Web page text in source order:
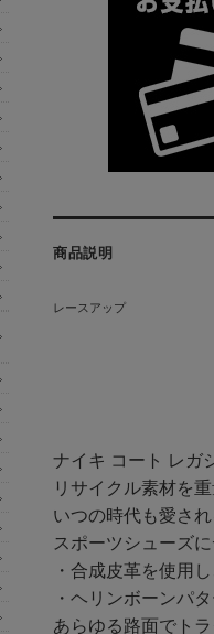
商品説明
レースアップ
ナイキ コート レガ
リサイクル素材を
いつの時代も愛さ
スポーツシューズ
・合成皮革を使用
・ヘリンボーンパ
あらゆる路面でトラ